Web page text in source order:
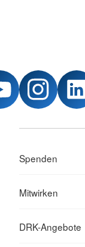
Spenden
Mitwirken
DRK-Angebote